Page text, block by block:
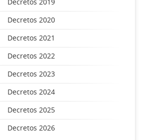
Decretos 2020
Decretos 2021
Decretos 2022
Decretos 2023
Decretos 2024
Decretos 2025
Decretos 2026